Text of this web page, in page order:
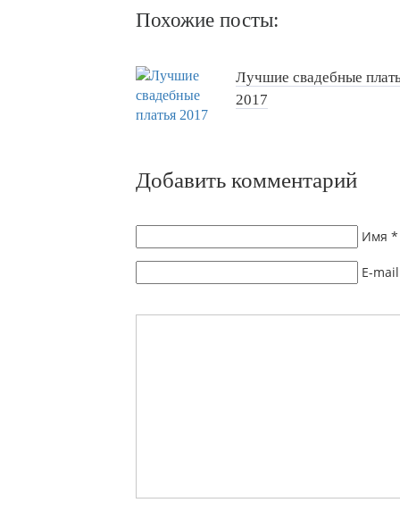
Похожие посты:
Лучшие свадебные
2017
Добавить комментарий
Имя *
E-mail